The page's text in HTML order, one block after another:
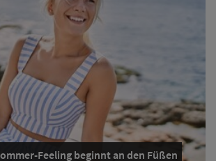
Feeling beginnt an den Füßen